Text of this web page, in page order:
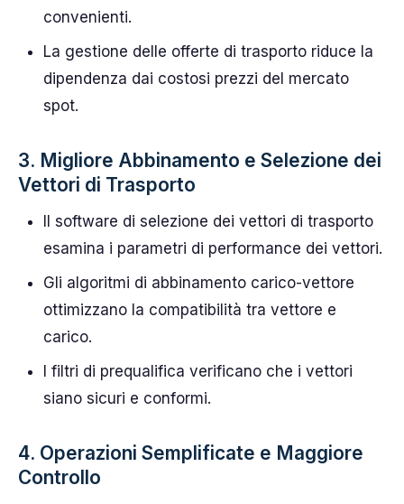
convenienti.
La gestione delle offerte di trasporto riduce la
dipendenza dai costosi prezzi del mercato
spot.
3. Migliore Abbinamento e Selezione dei
Vettori di Trasporto
Il software di selezione dei vettori di trasporto
esamina i parametri di performance dei vettori.
Gli algoritmi di abbinamento carico-vettore
ottimizzano la compatibilità tra vettore e
carico.
I filtri di prequalifica verificano che i vettori
siano sicuri e conformi.
4. Operazioni Semplificate e Maggiore
Controllo